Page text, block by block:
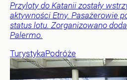
Przyloty do Katanii zostały
aktywności Etny. Pasażerowie
status lotu. Zorganizowano
Palermo.
TurystykaPodróże